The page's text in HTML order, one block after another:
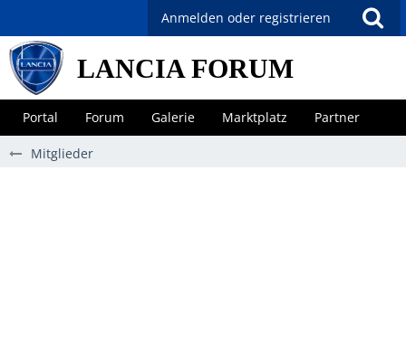
Anmelden oder registrieren
LANCIA FORUM
Portal Forum Galerie Marktplatz Partner
Mitglieder